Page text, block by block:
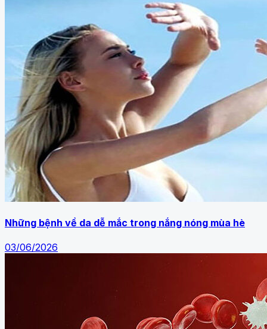
Những bệnh về da dễ mắc trong nắng nóng mùa hè
03/06/2026